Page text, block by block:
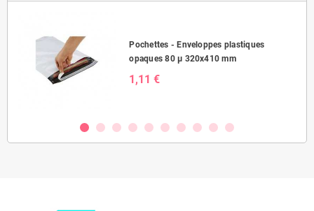
Pochettes - Enveloppes plastiques
opaques 80 µ 320x410 mm
1,11 €